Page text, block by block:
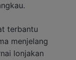
terbantu
menjelang
lonjakan